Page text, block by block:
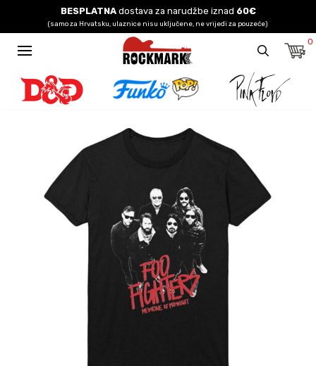
BESPLATNAdostava za narudžbe iznad 60€
(samo za Hrvatsku, ulaznice nisu uključene, ne vrijedi za pouzeće)
0